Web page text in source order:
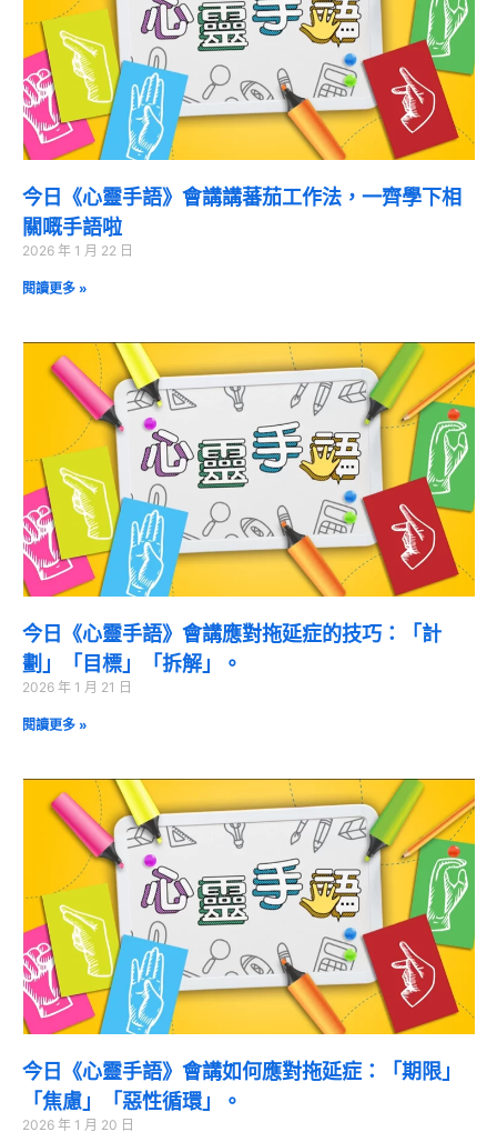
今日《心靈手語》會講講蕃茄工作法，一齊學下相
關嘅手語啦
2026 年 1 月 22 日
閱讀更多 »
今日《心靈手語》會講應對拖延症的技巧：「計
劃」「目標」「拆解」。
2026 年 1 月 21 日
閱讀更多 »
今日《心靈手語》會講如何應對拖延症：「期限」
「焦慮」「惡性循環」。
2026 年 1 月 20 日